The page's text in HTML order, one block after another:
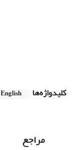
کلیدواژه‌ها English
مراجع